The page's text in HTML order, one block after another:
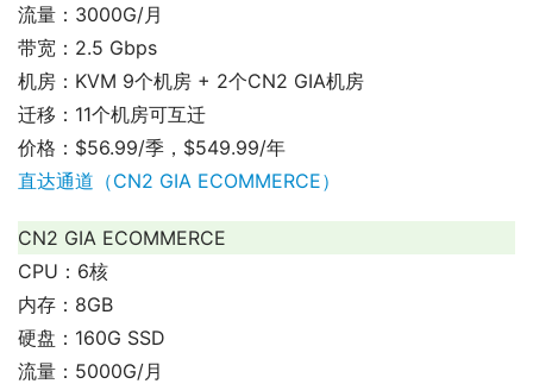
流量：3000G/月
带宽：2.5 Gbps
机房：KVM 9个机房 + 2个CN2 GIA机房
迁移：11个机房可互迁
价格：$56.99/季，$549.99/年
直达通道（CN2 GIA ECOMMERCE）
CN2 GIA ECOMMERCE
CPU：6核
内存：8GB
硬盘：160G SSD
流量：5000G/月